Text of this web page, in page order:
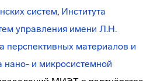
систем, Института
управления имени Л.Н.
перспективных материалов и
нано- и микросистемной